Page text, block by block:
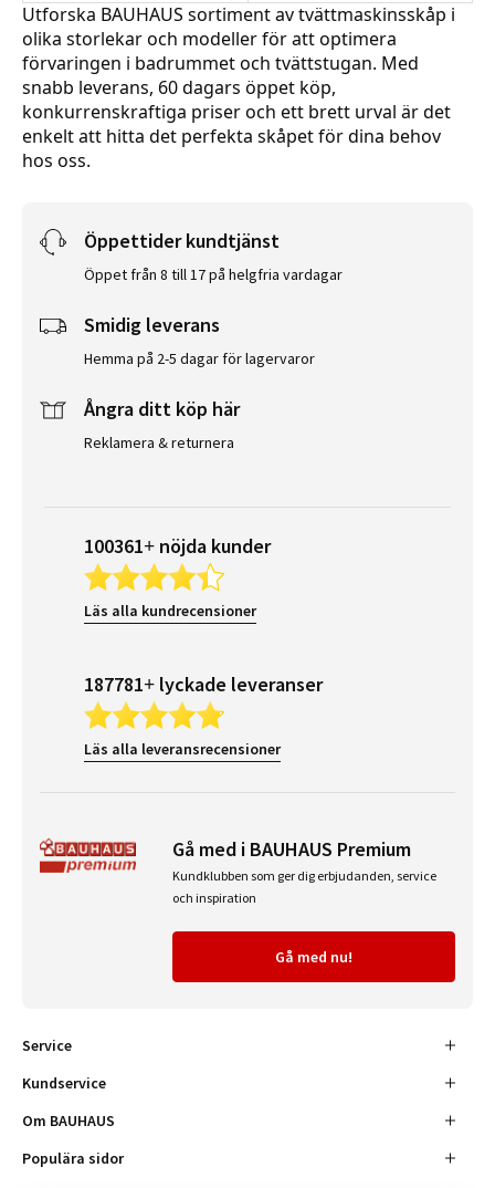
Utforska BAUHAUS sortiment av tvättmaskinsskåp i
olika storlekar och modeller för att optimera
förvaringen i badrummet och tvättstugan. Med
snabb leverans, 60 dagars öppet köp,
konkurrenskraftiga priser och ett brett urval är det
enkelt att hitta det perfekta skåpet för dina behov
hos oss.
Öppettider kundtjänst
Öppet från 8 till 17 på helgfria vardagar
Smidig leverans
Hemma på 2-5 dagar för lagervaror
Ångra ditt köp här
Reklamera & returnera
100361+ nöjda kunder
Läs alla kundrecensioner
187781+ lyckade leveranser
Läs alla leveransrecensioner
Gå med i BAUHAUS Premium
Kundklubben som ger dig erbjudanden, service
och inspiration
Gå med nu!
Service
Kundservice
Om BAUHAUS
Populära sidor